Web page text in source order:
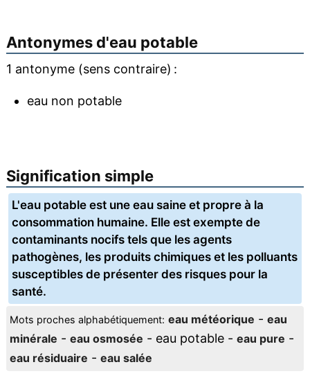
Antonymes d'eau potable
1 antonyme (sens contraire) :
eau non potable
Signification simple
L'eau potable est une eau saine et propre à la
consommation humaine. Elle est exempte de
contaminants nocifs tels que les agents
pathogènes, les produits chimiques et les polluants
susceptibles de présenter des risques pour la
santé.
Mots proches alphabétiquement: eau météorique - eau
minérale - eau osmosée - eau potable - eau pure -
eau résiduaire - eau salée